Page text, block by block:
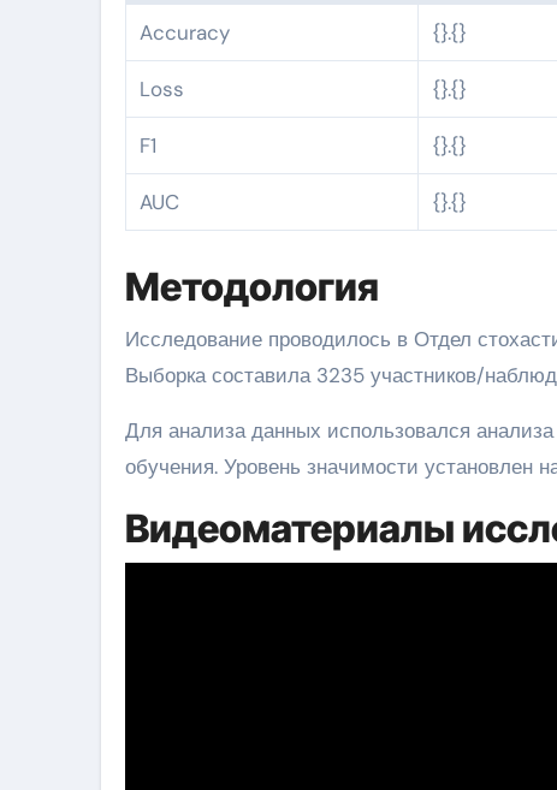
Accuracy {}.{}
Loss {}.{}
F1 {}.{}
AUC {}.{}
Методология
Исследование проводилось в Отдел
Выборка составила 3235 участников/
Для анализа данных использовался
обучения. Уровень значимости установлен
Видеоматериалы